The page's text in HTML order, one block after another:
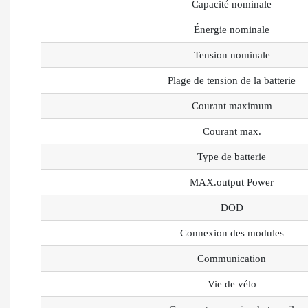
Capacité nominale
Énergie nominale
Tension nominale
Plage de tension de la batterie
Courant maximum
Courant max.
Type de batterie
MAX.output Power
DOD
Connexion des modules
Communication
Vie de vélo